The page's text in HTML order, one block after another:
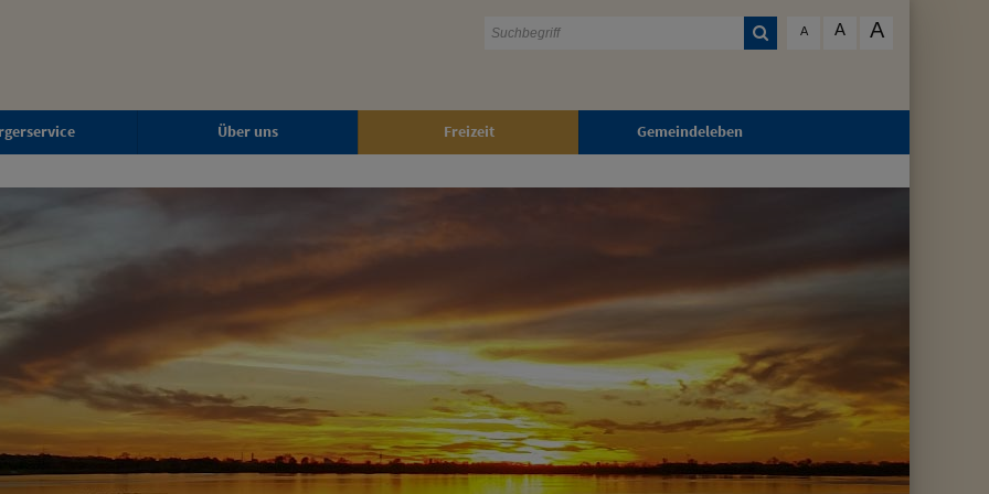
A A A
Über uns Freizeit Gemeindeleben